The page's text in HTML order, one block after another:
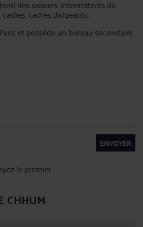
des salariés, intermittents du
cadres dirigeants.
et possède un bureau secondaire
ENVOYER
le premier
CHHUM